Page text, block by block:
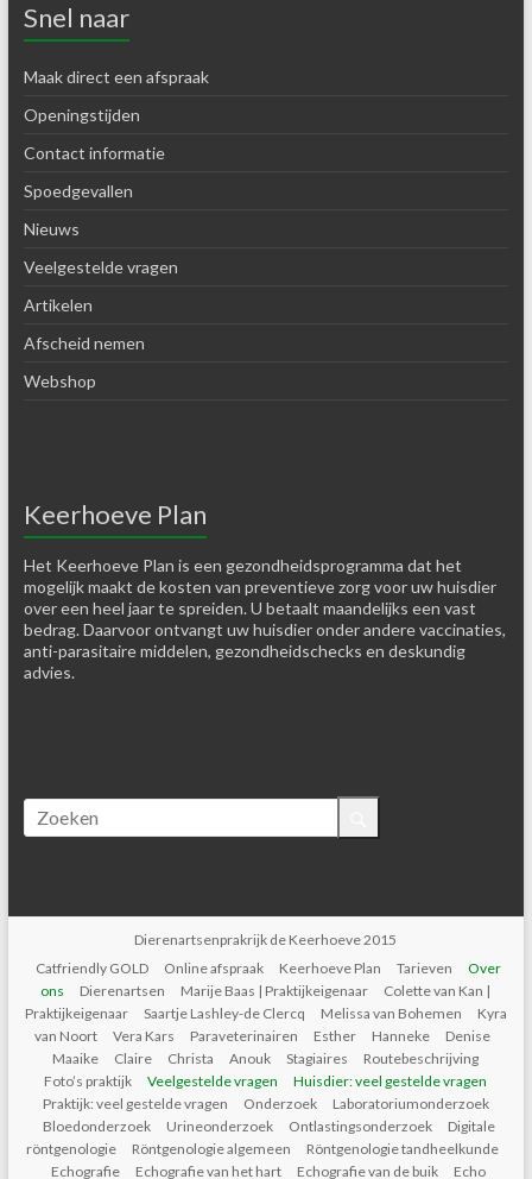
Snel naar
Maak direct een afspraak
Openingstijden
Contact informatie
Spoedgevallen
Nieuws
Veelgestelde vragen
Artikelen
Afscheid nemen
Webshop
Keerhoeve Plan
Het Keerhoeve Plan is een gezondheidsprogramma dat het
mogelijk maakt de kosten van preventieve zorg voor uw huisdier
over een heel jaar te spreiden. U betaalt maandelijks een vast
bedrag. Daarvoor ontvangt uw huisdier onder andere vaccinaties,
anti-parasitaire middelen, gezondheidschecks en deskundig
advies.
Dierenartsenprakrijk de Keerhoeve 2015
Catfriendly GOLD
Online afspraak Keerhoeve Plan Tarieven
Over
ons
Dierenartsen Marije Baas | Praktijkeigenaar
Colette van Kan |
Praktijkeigenaar
Saartje Lashley-de Clercq Melissa van Bohemen
Kyra
van Noort
Vera Kars Paraveterinairen Esther Hanneke
Denise
Maaike
Claire Christa Anouk Stagiaires
Routebeschrijving
Foto’s praktijk
Veelgestelde vragen
Huisdier: veel gestelde vragen
Praktijk: veel gestelde vragen
Onderzoek
Laboratoriumonderzoek
Bloedonderzoek
Urineonderzoek Ontlastingsonderzoek
Digitale
röntgenologie
Röntgenologie algemeen
Röntgenologie tandheelkunde
Echografie
Echografie van het hart Echografie van de buik Echo